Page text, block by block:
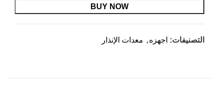
BUY NOW
التصنيفات: اجهزه , معدات الإنذار